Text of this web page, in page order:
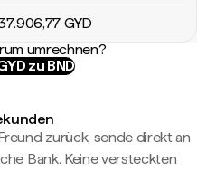
,77 GYD
umrechnen?
zu BND
zurück, sende direkt an
Bank. Keine versteckten